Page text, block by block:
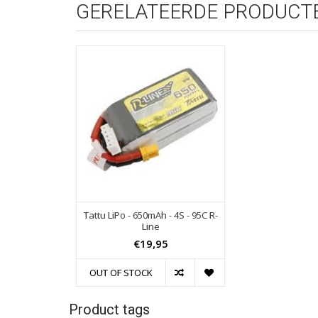
GERELATEERDE
Tattu LiPo - 650mAh - 4S - 95C R-
Line
€19,95
OUT OF STOCK
Product tags